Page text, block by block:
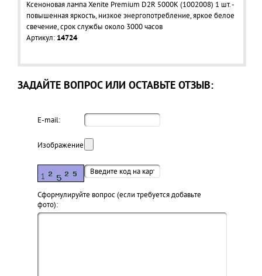
Ксеноновая лампа Xenite Premium D2R 5000K (1002008) 1 шт. -
повышенная яркость, низкое энергопотребление, яркое белое
свечение, срок службы около 3000 часов
Артикул: 14724
ЗАДАЙТЕ ВОПРОС ИЛИ ОСТАВЬТЕ ОТЗЫВ:
E-mail:
Изображение:
Cформулируйте вопрос (если требуется добавьте
фото):